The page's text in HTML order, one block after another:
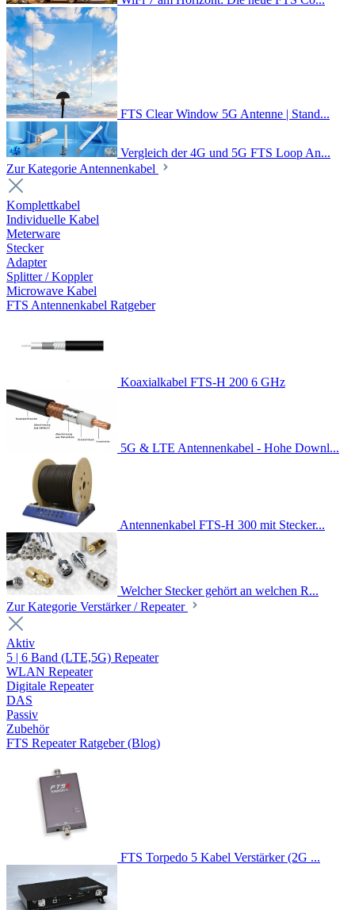
FTS Clear Window 5G Antenne | Stand...
Vergleich der 4G und 5G FTS Loop An...
Zur Kategorie Antennenkabel
Komplettkabel
Individuelle Kabel
Meterware
Stecker
Adapter
Splitter / Koppler
Microwave Kabel
FTS Antennenkabel Ratgeber
Koaxialkabel FTS-H 200 6 GHz
5G & LTE Antennenkabel - Hohe Downl...
Antennenkabel FTS-H 300 mit Stecker...
Welcher Stecker gehört an welchen R...
Zur Kategorie Verstärker / Repeater
Aktiv
5 | 6 Band (LTE,5G) Repeater
WLAN Repeater
Digitale Repeater
DAS
Passiv
Zubehör
FTS Repeater Ratgeber (Blog)
FTS Torpedo 5 Kabel Verstärker (2G ...